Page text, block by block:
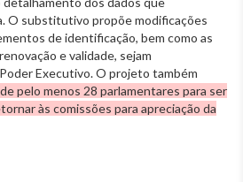
O substitutivo propõe modificações
de identificação, bem como as
e validade, sejam
Executivo. O projeto também
pelo menos 28 parlamentares para ser
às comissões para apreciação da